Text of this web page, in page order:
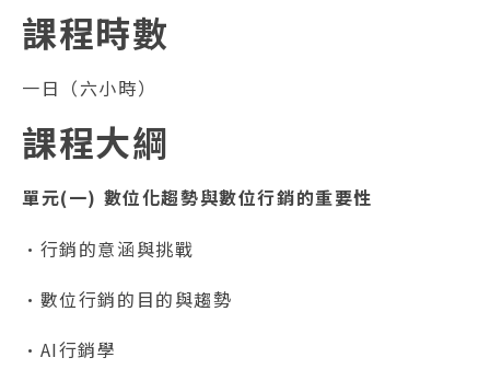
課程時數
一日（六小時）
課程大綱
單元(一) 數位化趨勢與數位行銷的重要性
•行銷的意涵與挑戰
•數位行銷的目的與趨勢
•AI行銷學